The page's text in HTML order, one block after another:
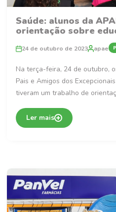
Saúde: alunos da
orientação sobre
24 de outubro de 2023 apae
Na terça-feira, 24 de outubro,
Pais e Amigos dos
tiveram um trabalho de
Ler mais